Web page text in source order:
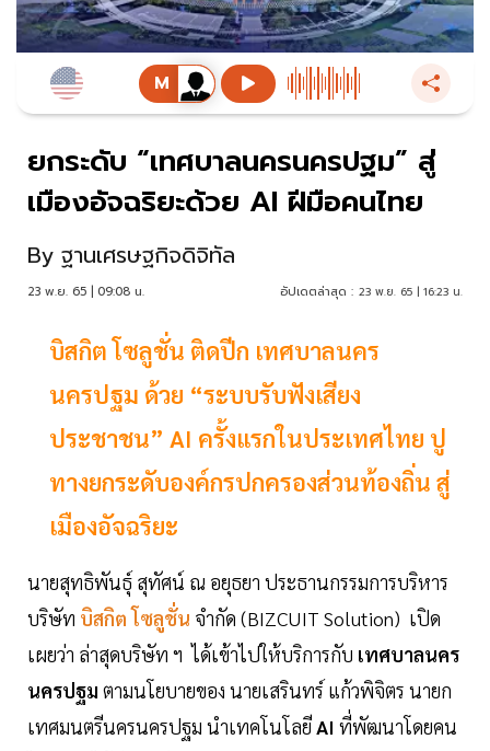
ยกระดับ “เทศบาลนครนครปฐม” สู่
เมืองอัจฉริยะด้วย AI ฝีมือคนไทย
By ฐานเศรษฐกิจดิจิทัล
23 พ.ย. 65 | 09:08 น. อัปเดตล่าสุด : 23 พ.ย. 65 | 16:23 น.
บิสกิต โซลูชั่น ติดปีก เทศบาลนคร
นครปฐม ด้วย “ระบบรับฟังเสียง
ประชาชน” AI ครั้งแรกในประเทศไทย ปู
ทางยกระดับองค์กรปกครองส่วนท้องถิ่น สู่
เมืองอัจฉริยะ
นายสุทธิพันธุ์ สุทัศน์ ณ อยุธยา ประธานกรรมการบริหาร
บริษัท บิสกิต โซลูชั่น จำกัด (BIZCUIT Solution) เปิด
เผยว่า ล่าสุดบริษัท ฯ ได้เข้าไปให้บริการกับ เทศบาลนคร
นครปฐม ตามนโยบายของ นายเสรินทร์ แก้วพิจิตร นายก
เทศมนตรีนครนครปฐม นำเทคโนโลยีAI ที่พัฒนาโดยคน